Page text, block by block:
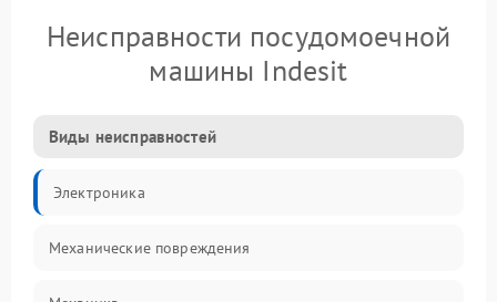
Неисправности посудомоечной
машины Indesit
Виды неисправностей
Электроника
Механические повреждения